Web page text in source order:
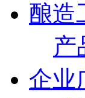
酿造
产
企业